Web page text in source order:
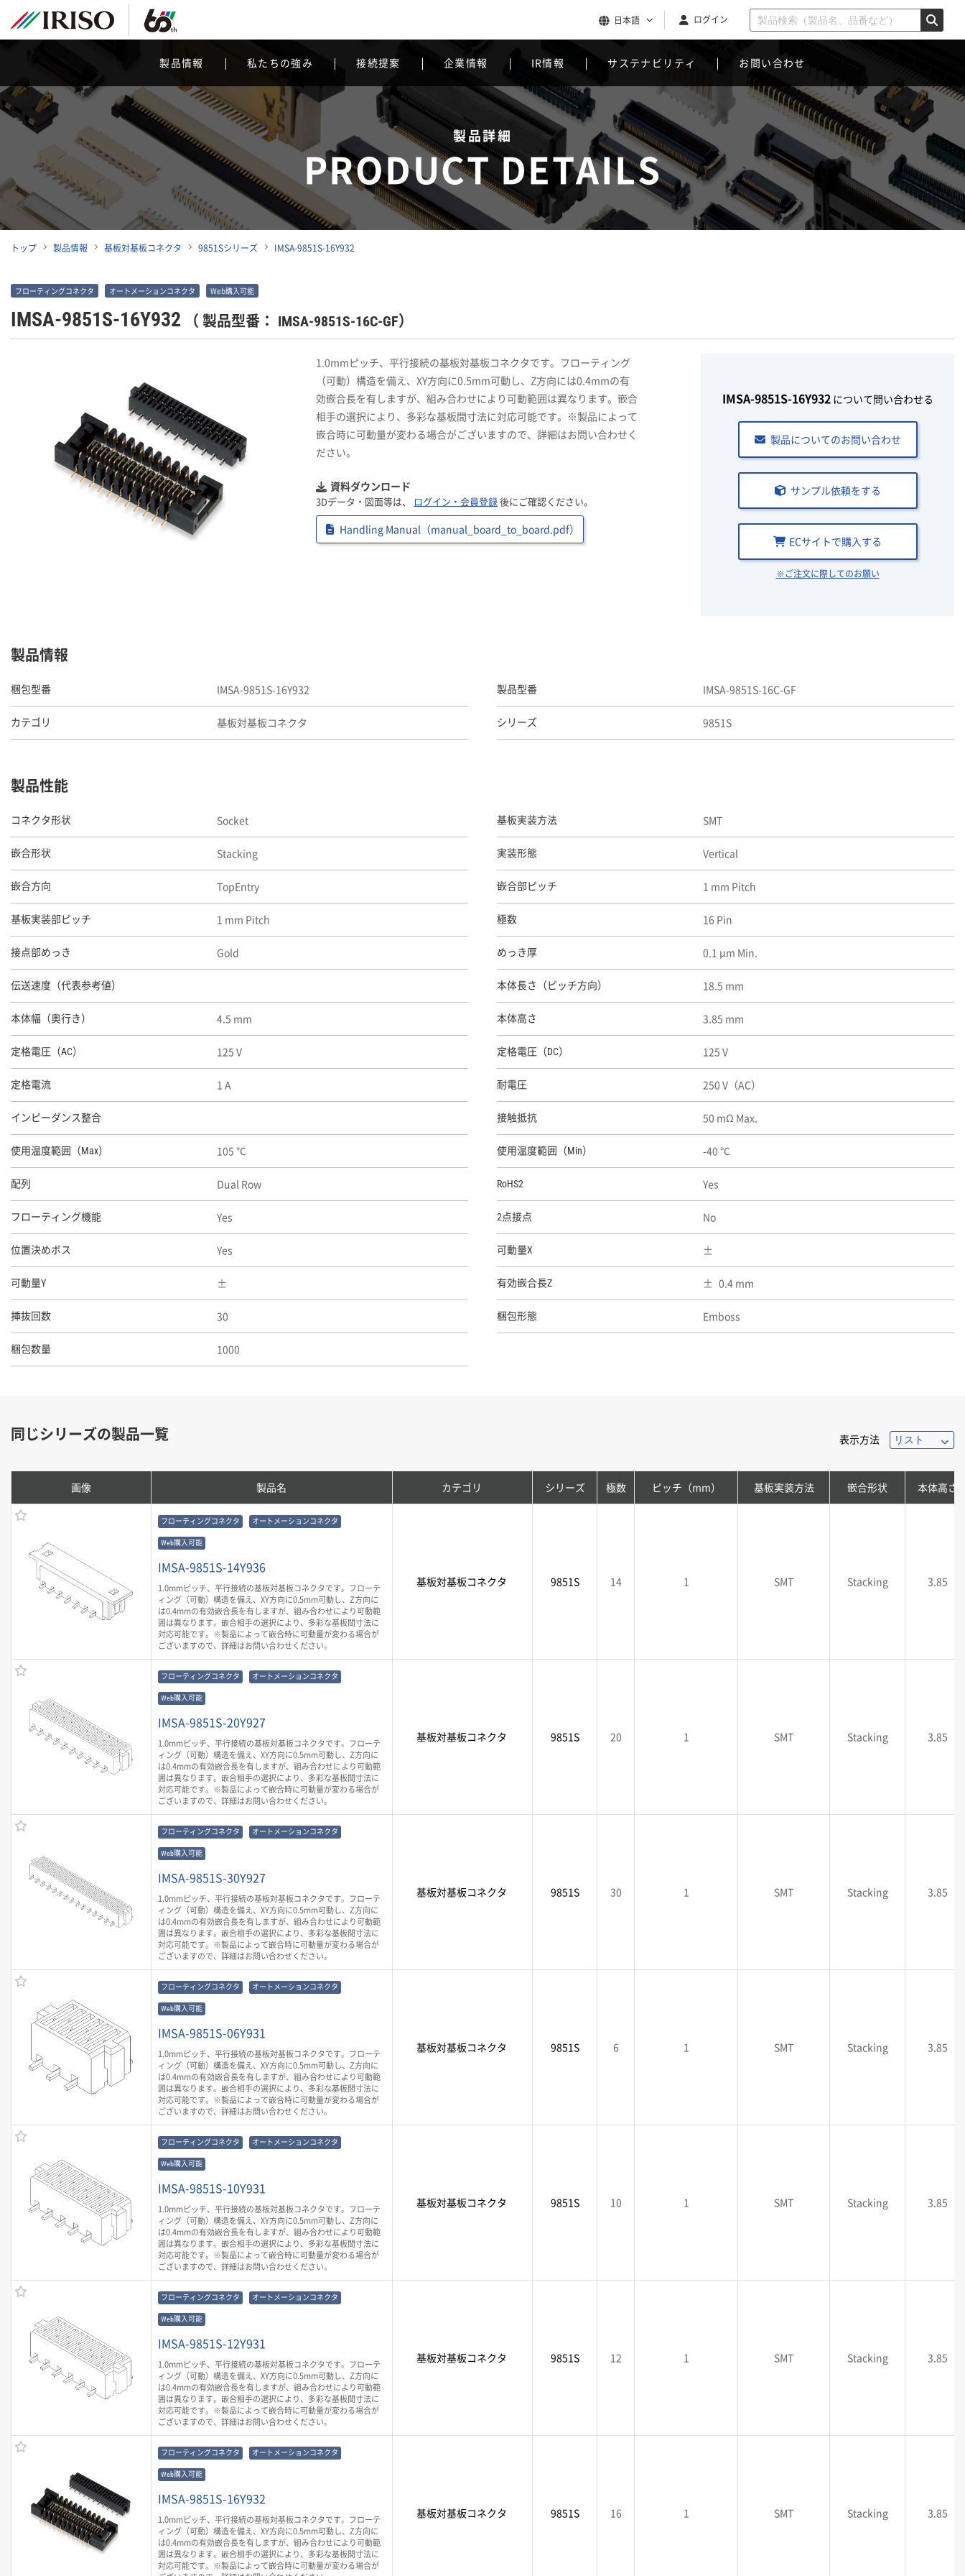
日本語 ログイン
製品情報 私たちの強み 接続提案 企業情報 IR情報 サステナビリティ お問い合わせ
製品詳細
PRODUCT DETAILS
トップ 製品情報 基板対基板コネクタ 9851Sシリーズ IMSA-9851S-16Y932
フローティングコネクタ オートメーションコネクタ Web購入可能
IMSA-9851S-16Y932 （ 製品型番： IMSA-9851S-16C-GF）
1.0mmピッチ、平行接続の基板対基板コネクタです。フローティング
（可動）構造を備え、XY方向に0.5mm可動し、Z方向には0.4mmの有
効嵌合長を有しますが、組み合わせにより可動範囲は異なります。嵌合
相手の選択により、多彩な基板間寸法に対応可能です。※製品によって
嵌合時に可動量が変わる場合がございますので、詳細はお問い合わせく
ださい。
資料ダウンロード
3Dデータ・図面等は、 ログイン・会員登録後にご確認ください。
Handling Manual（manual_board_to_board.pdf）
IMSA-9851S-16Y932について問い合わせる
製品についてのお問い合わせ
サンプル依頼をする
ECサイトで購入する
※ご注文に際してのお願い
製品情報
梱包型番 IMSA-9851S-16Y932 製品型番 IMSA-9851S-16C-GF
カテゴリ 基板対基板コネクタ シリーズ 9851S
製品性能
コネクタ形状 Socket 基板実装方法 SMT
嵌合形状 Stacking 実装形態 Vertical
嵌合方向 TopEntry 嵌合部ピッチ 1 mm Pitch
基板実装部ピッチ 1 mm Pitch 極数 16 Pin
接点部めっき Gold めっき厚 0.1 μm Min.
伝送速度（代表参考値） 本体長さ（ピッチ方向） 18.5 mm
本体幅（奥行き） 4.5 mm 本体高さ 3.85 mm
定格電圧（AC） 125 V 定格電圧（DC） 125 V
定格電流 1 A 耐電圧 250 V（AC）
インピーダンス整合 接触抵抗 50 mΩ Max.
使用温度範囲（Max） 105 ℃ 使用温度範囲（Min） -40 ℃
配列 Dual Row RoHS2 Yes
フローティング機能 Yes 2点接点 No
位置決めボス Yes 可動量X
可動量Y 有効嵌合長Z 0.4 mm
挿抜回数 30 梱包形態 Emboss
梱包数量 1000
同じシリーズの製品一覧 表示方法
画像 製品名 カテゴリ シリーズ 極数 ピッチ（mm） 基板実装方法 嵌合形状 本体高さ
フローティングコネクタ オートメーションコネクタ
Web購入可能
IMSA-9851S-14Y936
1.0mmピッチ、平行接続の基板対基板コネクタです。フローテ
ィング（可動）構造を備え、XY方向に0.5mm可動し、Z方向に
は0.4mmの有効嵌合長を有しますが、組み合わせにより可動範
囲は異なります。嵌合相手の選択により、多彩な基板間寸法に
対応可能です。※製品によって嵌合時に可動量が変わる場合が
ございますので、詳細はお問い合わせください。
基板対基板コネクタ 9851S 14 1 SMT Stacking 3.85
フローティングコネクタ オートメーションコネクタ
Web購入可能
IMSA-9851S-20Y927
1.0mmピッチ、平行接続の基板対基板コネクタです。フローテ
ィング（可動）構造を備え、XY方向に0.5mm可動し、Z方向に
は0.4mmの有効嵌合長を有しますが、組み合わせにより可動範
囲は異なります。嵌合相手の選択により、多彩な基板間寸法に
対応可能です。※製品によって嵌合時に可動量が変わる場合が
ございますので、詳細はお問い合わせください。
基板対基板コネクタ 9851S 20 1 SMT Stacking 3.85
フローティングコネクタ オートメーションコネクタ
Web購入可能
IMSA-9851S-30Y927
1.0mmピッチ、平行接続の基板対基板コネクタです。フローテ
ィング（可動）構造を備え、XY方向に0.5mm可動し、Z方向に
は0.4mmの有効嵌合長を有しますが、組み合わせにより可動範
囲は異なります。嵌合相手の選択により、多彩な基板間寸法に
対応可能です。※製品によって嵌合時に可動量が変わる場合が
ございますので、詳細はお問い合わせください。
基板対基板コネクタ 9851S 30 1 SMT Stacking 3.85
フローティングコネクタ オートメーションコネクタ
Web購入可能
IMSA-9851S-06Y931
1.0mmピッチ、平行接続の基板対基板コネクタです。フローテ
ィング（可動）構造を備え、XY方向に0.5mm可動し、Z方向に
は0.4mmの有効嵌合長を有しますが、組み合わせにより可動範
囲は異なります。嵌合相手の選択により、多彩な基板間寸法に
対応可能です。※製品によって嵌合時に可動量が変わる場合が
ございますので、詳細はお問い合わせください。
基板対基板コネクタ 9851S 6 1 SMT Stacking 3.85
フローティングコネクタ オートメーションコネクタ
Web購入可能
IMSA-9851S-10Y931
1.0mmピッチ、平行接続の基板対基板コネクタです。フローテ
ィング（可動）構造を備え、XY方向に0.5mm可動し、Z方向に
は0.4mmの有効嵌合長を有しますが、組み合わせにより可動範
囲は異なります。嵌合相手の選択により、多彩な基板間寸法に
対応可能です。※製品によって嵌合時に可動量が変わる場合が
ございますので、詳細はお問い合わせください。
基板対基板コネクタ 9851S 10 1 SMT Stacking 3.85
フローティングコネクタ オートメーションコネクタ
Web購入可能
IMSA-9851S-12Y931
1.0mmピッチ、平行接続の基板対基板コネクタです。フローテ
ィング（可動）構造を備え、XY方向に0.5mm可動し、Z方向に
は0.4mmの有効嵌合長を有しますが、組み合わせにより可動範
囲は異なります。嵌合相手の選択により、多彩な基板間寸法に
対応可能です。※製品によって嵌合時に可動量が変わる場合が
ございますので、詳細はお問い合わせください。
基板対基板コネクタ 9851S 12 1 SMT Stacking 3.85
フローティングコネクタ オートメーションコネクタ
Web購入可能
IMSA-9851S-16Y932
1.0mmピッチ、平行接続の基板対基板コネクタです。フローテ
ィング（可動）構造を備え、XY方向に0.5mm可動し、Z方向に
は0.4mmの有効嵌合長を有しますが、組み合わせにより可動範
囲は異なります。嵌合相手の選択により、多彩な基板間寸法に
対応可能です。※製品によって嵌合時に可動量が変わる場合が
基板対基板コネクタ 9851S 16 1 SMT Stacking 3.85